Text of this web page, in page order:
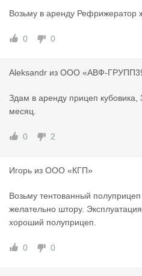
Возьму в аренду Рефрижератор
0 0
Aleksandr из ООО «АВФ-
Здам в аренду прицеп кубовика,
месяц.
0 2
Игорь из ООО «КГП»
Возьму тентованный
желательно штору.
хороший полуприцеп.
0 0